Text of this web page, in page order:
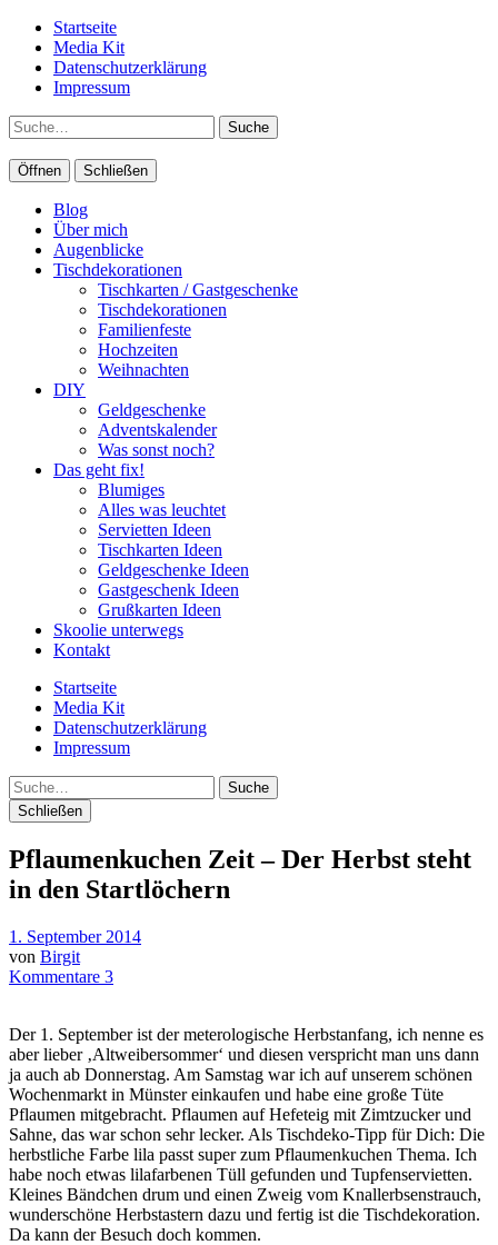
Startseite
Media Kit
Datenschutzerklärung
Impressum
Suche
Öffnen Schließen
Blog
Über mich
Augenblicke
Tischdekorationen
Tischkarten / Gastgeschenke
Tischdekorationen
Familienfeste
Hochzeiten
Weihnachten
DIY
Geldgeschenke
Adventskalender
Was sonst noch?
Das geht fix!
Blumiges
Alles was leuchtet
Servietten Ideen
Tischkarten Ideen
Geldgeschenke Ideen
Gastgeschenk Ideen
Grußkarten Ideen
Skoolie unterwegs
Kontakt
Startseite
Media Kit
Datenschutzerklärung
Impressum
Suche
Schließen
Pflaumenkuchen Zeit – Der Herbst steht
in den Startlöchern
1. September 2014
von Birgit
Kommentare 3
Der 1. September ist der meterologische Herbstanfang, ich nenne es
aber lieber ‚Altweibersommer‘ und diesen verspricht man uns dann
ja auch ab Donnerstag. Am Samstag war ich auf unserem schönen
Wochenmarkt in Münster einkaufen und habe eine große Tüte
Pflaumen mitgebracht. Pflaumen auf Hefeteig mit Zimtzucker und
Sahne, das war schon sehr lecker. Als Tischdeko-Tipp für Dich: Die
herbstliche Farbe lila passt super zum Pflaumenkuchen Thema. Ich
habe noch etwas lilafarbenen Tüll gefunden und Tupfenservietten.
Kleines Bändchen drum und einen Zweig vom Knallerbsenstrauch,
wunderschöne Herbstastern dazu und fertig ist die Tischdekoration.
Da kann der Besuch doch kommen.